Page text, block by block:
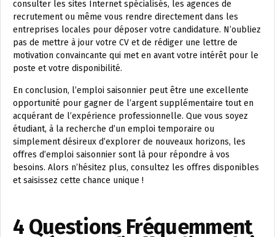
consulter les sites Internet spécialisés, les agences de
recrutement ou même vous rendre directement dans les
entreprises locales pour déposer votre candidature. N’oubliez
pas de mettre à jour votre CV et de rédiger une lettre de
motivation convaincante qui met en avant votre intérêt pour le
poste et votre disponibilité.
En conclusion, l’emploi saisonnier peut être une excellente
opportunité pour gagner de l’argent supplémentaire tout en
acquérant de l’expérience professionnelle. Que vous soyez
étudiant, à la recherche d’un emploi temporaire ou
simplement désireux d’explorer de nouveaux horizons, les
offres d’emploi saisonnier sont là pour répondre à vos
besoins. Alors n’hésitez plus, consultez les offres disponibles
et saisissez cette chance unique !
4 Questions Fréquemment